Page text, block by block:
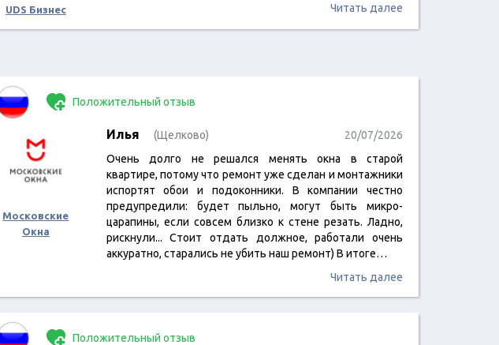
UDS Бизнес
Читать далее
Положительный отзыв
Московские
Окна
Илья (Щелково)
20/07/2026
Очень долго не решался менять окна в старой
квартире, потому что ремонт уже сделан и монтажники
испортят обои и подоконники. В компании честно
предупредили: будет пыльно, могут быть микро-
царапины, если совсем близко к стене резать. Ладно,
рискнули... Стоит отдать должное, работали очень
аккуратно, старались не убить наш ремонт) В итоге…
Читать далее
Положительный отзыв